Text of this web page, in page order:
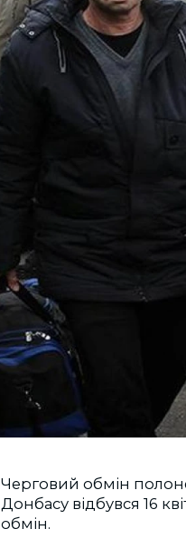
Черговий обмін
Донбасу відбувся 16
обмін.